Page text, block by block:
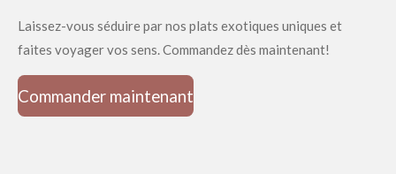
Laissez-vous séduire par nos plats exotiques uniques et
faites voyager vos sens. Commandez dès maintenant!
Commander maintenant